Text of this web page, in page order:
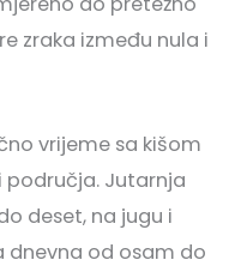
zraka između nula i
vrijeme sa kišom
područja. Jutarnja
deset, na jugu i
dnevna od osam do